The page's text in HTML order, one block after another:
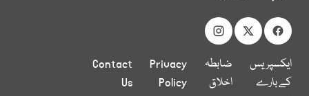
ایکسپریس
کے بارے
ضابطہ
اخلاق
Privacy
Policy
Contact
Us